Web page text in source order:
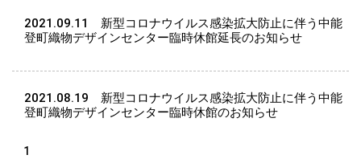
2021.09.11
新型コロナウイルス感染拡大防止に伴う中能
登町織物デザインセンター臨時休館延長のお知らせ
2021.08.19
新型コロナウイルス感染拡大防止に伴う中能
登町織物デザインセンター臨時休館のお知らせ
1